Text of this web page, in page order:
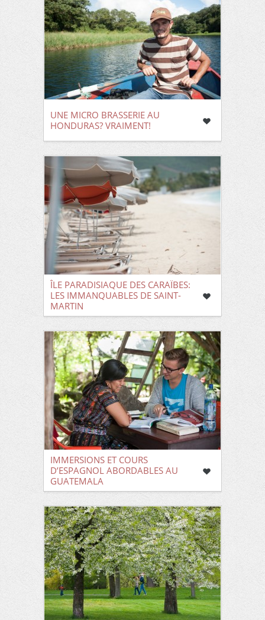
UNE MICRO BRASSERIE AU
HONDURAS? VRAIMENT!
ÎLE PARADISIAQUE DES CARAÏBES:
LES IMMANQUABLES DE SAINT-
MARTIN
IMMERSIONS ET COURS
D’ESPAGNOL ABORDABLES AU
GUATEMALA